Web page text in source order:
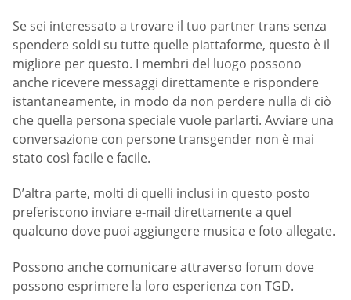
Se sei interessato a trovare il tuo partner trans senza
spendere soldi su tutte quelle piattaforme, questo è il
migliore per questo. I membri del luogo possono
anche ricevere messaggi direttamente e rispondere
istantaneamente, in modo da non perdere nulla di ciò
che quella persona speciale vuole parlarti. Avviare una
conversazione con persone transgender non è mai
stato così facile e facile.
D’altra parte, molti di quelli inclusi in questo posto
preferiscono inviare e-mail direttamente a quel
qualcuno dove puoi aggiungere musica e foto allegate.
Possono anche comunicare attraverso forum dove
possono esprimere la loro esperienza con TGD.